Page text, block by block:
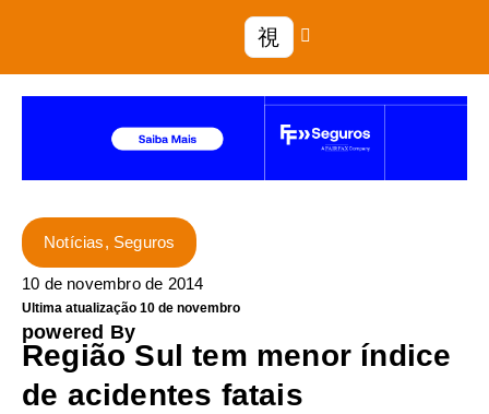
Notícias, Seguros
10 de novembro de 2014
Ultima atualização 10 de novembro
powered By
Região Sul tem menor índice
de acidentes fatais